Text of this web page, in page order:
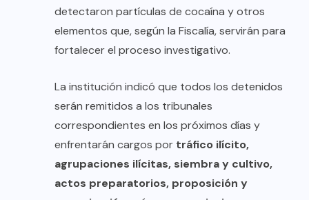
detectaron partículas de cocaína y otros
elementos que, según la Fiscalía, servirán para
fortalecer el proceso investigativo.
La institución indicó que todos los detenidos
serán remitidos a los tribunales
correspondientes en los próximos días y
enfrentarán cargos por tráfico ilícito,
agrupaciones ilícitas, siembra y cultivo,
actos preparatorios, proposición y